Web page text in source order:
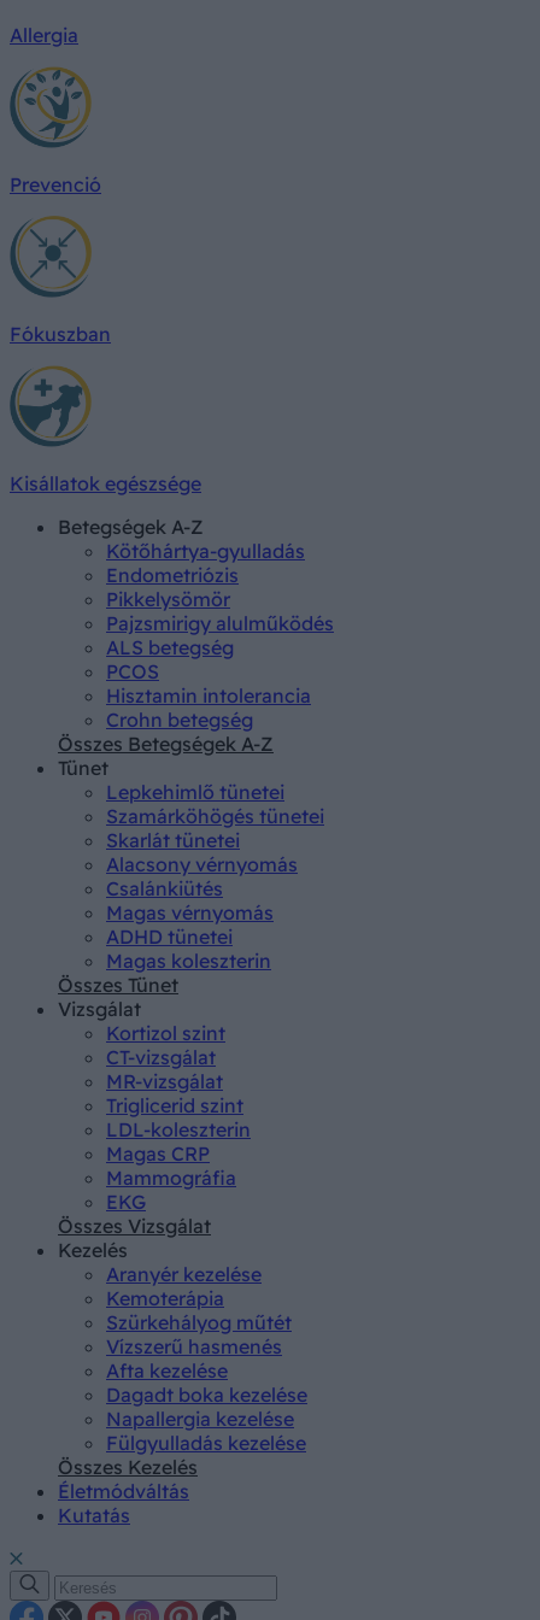
Allergia
Prevenció
Fókuszban
Kisállatok egészsége
Betegségek A-Z
Kötőhártya-gyulladás
Endometriózis
Pikkelysömör
Pajzsmirigy alulműködés
ALS betegség
PCOS
Hisztamin intolerancia
Crohn betegség
Összes Betegségek A-Z
Tünet
Lepkehimlő tünetei
Szamárköhögés tünetei
Skarlát tünetei
Alacsony vérnyomás
Csalánkiütés
Magas vérnyomás
ADHD tünetei
Magas koleszterin
Összes Tünet
Vizsgálat
Kortizol szint
CT-vizsgálat
MR-vizsgálat
Triglicerid szint
LDL-koleszterin
Magas CRP
Mammográfia
EKG
Összes Vizsgálat
Kezelés
Aranyér kezelése
Kemoterápia
Szürkehályog műtét
Vízszerű hasmenés
Afta kezelése
Dagadt boka kezelése
Napallergia kezelése
Fülgyulladás kezelése
Összes Kezelés
Életmódváltás
Kutatás